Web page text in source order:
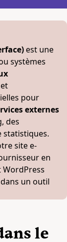
est une
systèmes
pour
externes
des
statistiques.
site e-
en
un outil
le